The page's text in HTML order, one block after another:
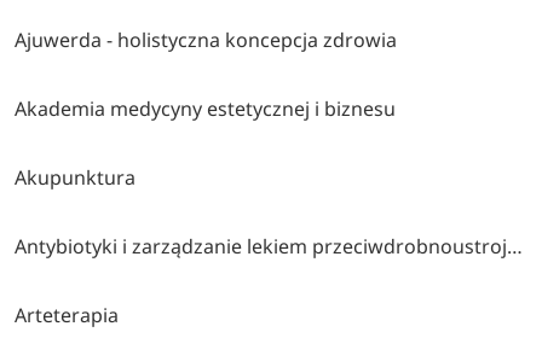
Ajuwerda - holistyczna koncepcja zdrowia
Akademia medycyny estetycznej i biznesu
Akupunktura
Antybiotyki i zarządzanie lekiem przeciwdrobnoustrojowym
Arteterapia